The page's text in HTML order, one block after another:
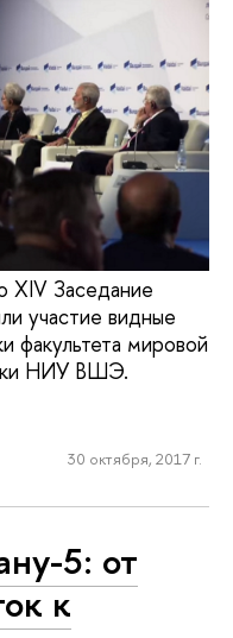
XIV Заседание
участие видные
факультета мировой
НИУ ВШЭ.
30 октября, 2017 г.
5: от
к